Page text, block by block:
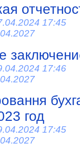
17:45
17:46
год
17:45